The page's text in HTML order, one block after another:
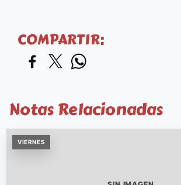
COMPARTIR:
Notas Relacionadas
VIERNES